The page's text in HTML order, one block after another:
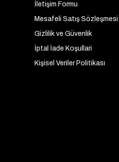
İletişim Formu
Mesafeli Satış Sözleşmesi
Gizlilik ve Güvenlik
İptal İade Koşullari
Kişisel Veriler Politikası